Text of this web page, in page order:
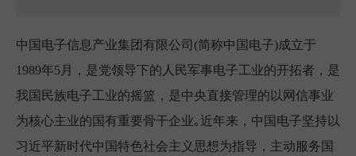
中国电子信息产业集团有限公司(简称中国电子)成立于
1989年5月，是党领导下的人民军事电子工业的开拓者，是
我国民族电子工业的摇篮，是中央直接管理的以网信事业
为核心主业的国有重要骨干企业｡近年来，中国电子坚持以
习近平新时代中国特色社会主义思想为指导，主动服务国